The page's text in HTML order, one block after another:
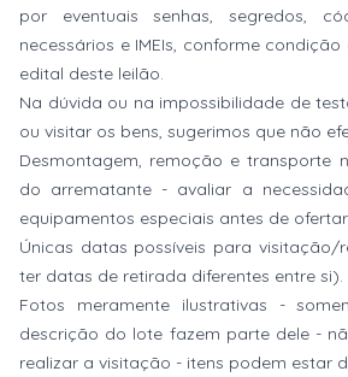
por eventuais senhas, segredos,
necessários e IMEIs, conforme
edital deste leilão.
Na dúvida ou na impossibilidade de
ou visitar os bens, sugerimos que não
Desmontagem, remoção e transporte
do arrematante - avaliar a
equipamentos especiais antes de
Únicas datas possíveis para visitação/
ter datas de retirada diferentes entre si).
Fotos meramente ilustrativas -
descrição do lote fazem parte dele -
realizar a visitação - itens podem estar